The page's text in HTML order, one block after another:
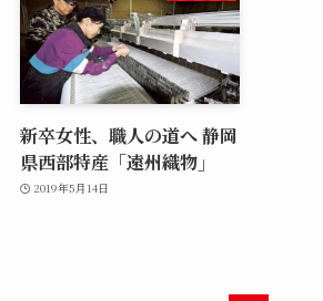
新卒女性、職人の道へ 静岡
県西部特産「遠州織物」
2019年5月14日